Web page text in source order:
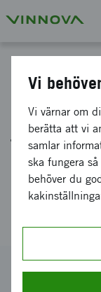
2026-
för små
Vi
Vi värnar om
berätta att vi
samlar
ska fungera
behöver du